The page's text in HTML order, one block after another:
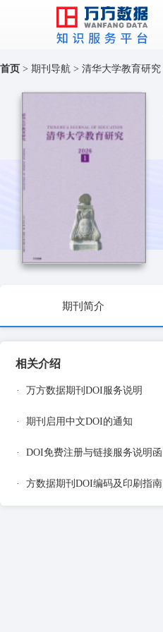
首页 > 期刊导航 > 清华大学教育研究
期刊简介
相关介绍
· 万方数据期刊DOI服务说明
· 期刊启用中文DOI的通知
· DOI免费注册与链接服务说明函
· 方数据期刊DOI编码及印刷指南